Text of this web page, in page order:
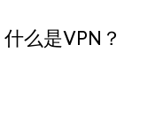
什么是VPN？